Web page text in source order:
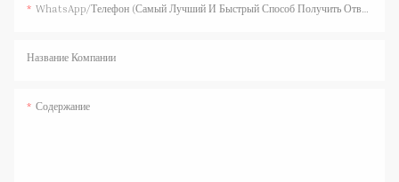
WhatsApp/телефон (самый Лучший И Быстрый Способ Получить Ответ)
Название Компании
Содержание